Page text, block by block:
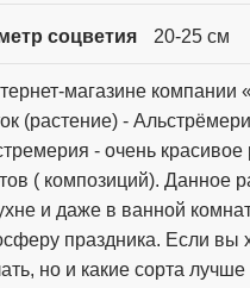
соцветия 20-25 см
магазине компании
(растение) -
- очень
( композиций). Данное
и даже в ванной
праздника. Если вы
но и какие сорта